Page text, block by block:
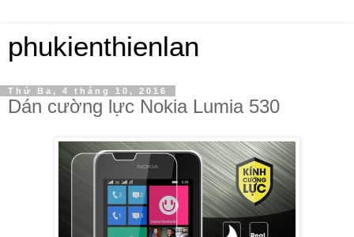
phukienthienlan
Thứ Ba, 4 tháng 10, 2016
Dán cường lực Nokia Lumia 530